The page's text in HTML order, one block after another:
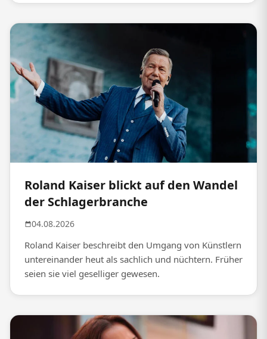
Roland Kaiser blickt auf den Wandel
der Schlagerbranche
04.08.2026
Roland Kaiser beschreibt den Umgang von Künstlern
untereinander heut als sachlich und nüchtern. Früher
seien sie viel geselliger gewesen.